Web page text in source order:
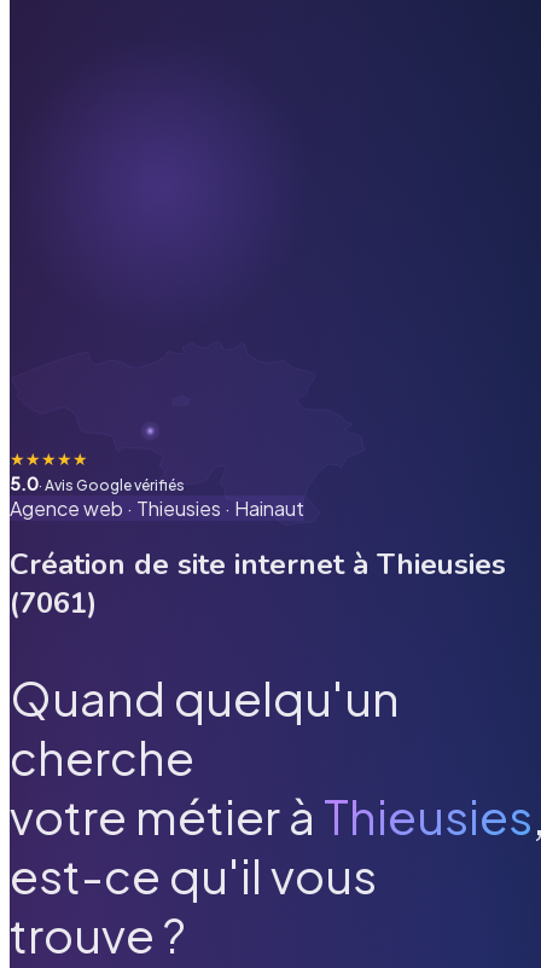
★★★★★
5.0· Avis Google vérifiés
Agence web · Thieusies · Hainaut
Création de site internet à Thieusies
(7061)
Quand quelqu'un
cherche
votre métier à Thieusies
est-ce qu'il vous
trouve ?